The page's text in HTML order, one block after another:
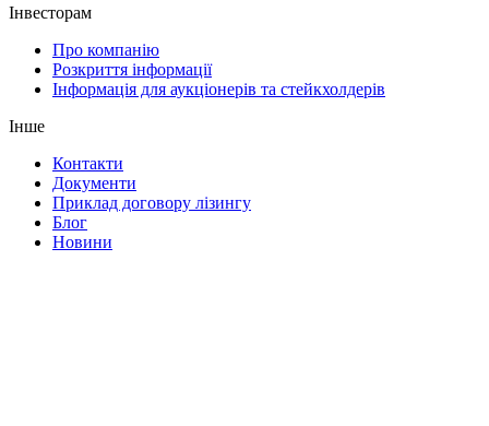
Інвесторам
Про компанію
Розкриття інформації
Інформація для аукціонерів та стейкхолдерів
Інше
Контакти
Документи
Приклад договору лізингу
Блог
Новини